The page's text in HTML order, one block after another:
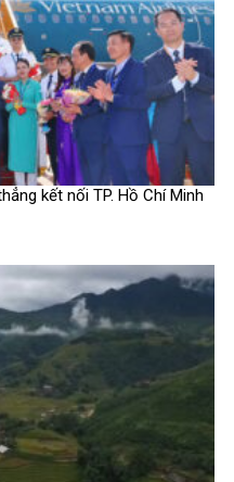
kết nối TP. Hồ Chí Minh